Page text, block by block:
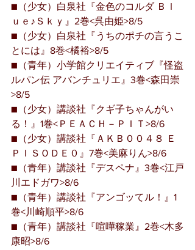
■（少女）白泉社『金色のコルダ Ｂｌ
ｕｅ♪Ｓｋｙ』2巻<呉由姫>8/5
■（少女）白泉社『うちのポチの言うこ
とには』8巻<橘裕>8/5
■（青年）小学館クリエイティブ『怪盗
ルパン伝 アバンチュリエ』3巻<森田崇
>8/5
■（少女）講談社『クギ子ちゃんがい
る！』1巻<ＰＥＡＣＨ－ＰＩＴ>8/6
■（少女）講談社『ＡＫＢ００４８ Ｅ
ＰＩＳＯＤＥ０』7巻<美麻りん>8/6
■（青年）講談社『デスペナ』3巻<江戸
川エドガワ>8/6
■（青年）講談社『アンゴッてル！』1
巻<川崎順平>8/6
■（青年）講談社『喧嘩稼業』2巻<木多
康昭>8/6